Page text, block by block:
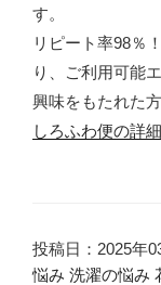
す。
リピート率98％
り、ご利用可能
興味をもたれた
しろふわ便の詳
投稿日：2025年
悩み 洗濯の悩み